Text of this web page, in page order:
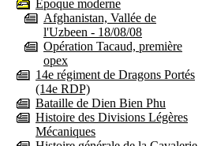
Epoque moderne
Afghanistan, Vallée de
l'Uzbeen - 18/08/08
Opération Tacaud, première
opex
14e régiment de Dragons Portés
(14e RDP)
Bataille de Dien Bien Phu
Histoire des Divisions Légères
Mécaniques